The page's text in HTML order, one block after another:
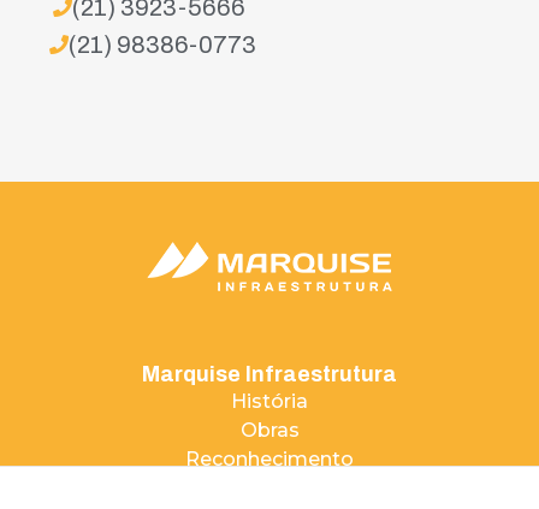
(21) 3923-5666
(21) 98386-0773
Marquise Infraestrutura
História
Obras
Reconhecimento